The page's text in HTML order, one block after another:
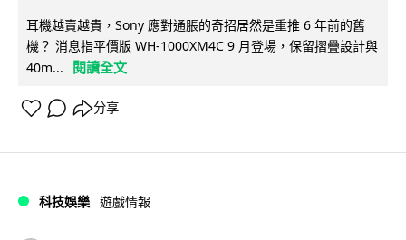
耳機越賣越貴，Sony 應對通脹的奇招居然是重推 6 年前的舊
機？ 消息指平價版 WH-1000XM4C 9 月登場，保留摺疊設計與
40m...
閱讀全文
分享
科技娛樂 遊戲情報